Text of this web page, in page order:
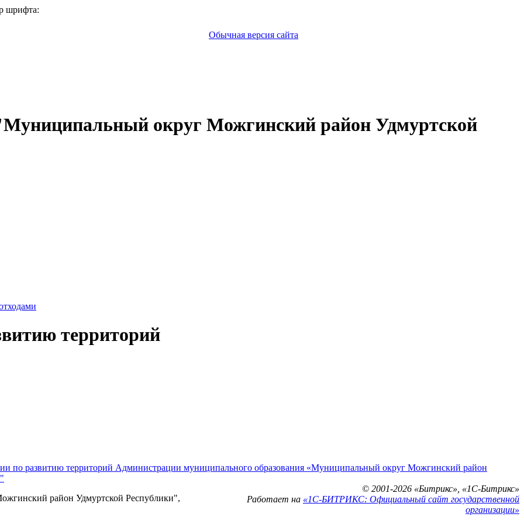
шрифта:
Обычная версия сайта
округ Можгинский район Удмуртской
территорий
по развитию территорий Администрации муниципального образования «Муниципальный округ Можгинский район
район Удмуртской Республики",
© 2001-2026 «Битрикс», «1С-Битрикс»
Работает на «1С-БИТРИКС: Официальный сайт государственной
организации»